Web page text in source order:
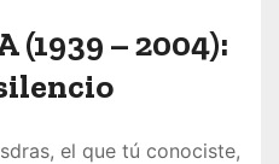
(1939 – 2004):
el que tú conociste,